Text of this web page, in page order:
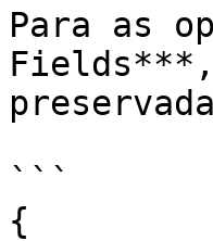
Para as
Fields***,
```
{